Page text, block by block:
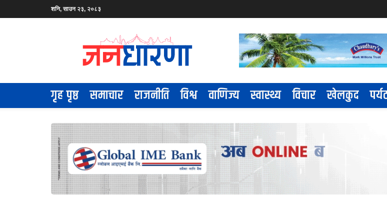
शनि, साउन २३, २०८३
गृह पृष्ठ समाचार राजनीति विश्व वाणिज्य स्वास्थ्य विचार खेलकुद